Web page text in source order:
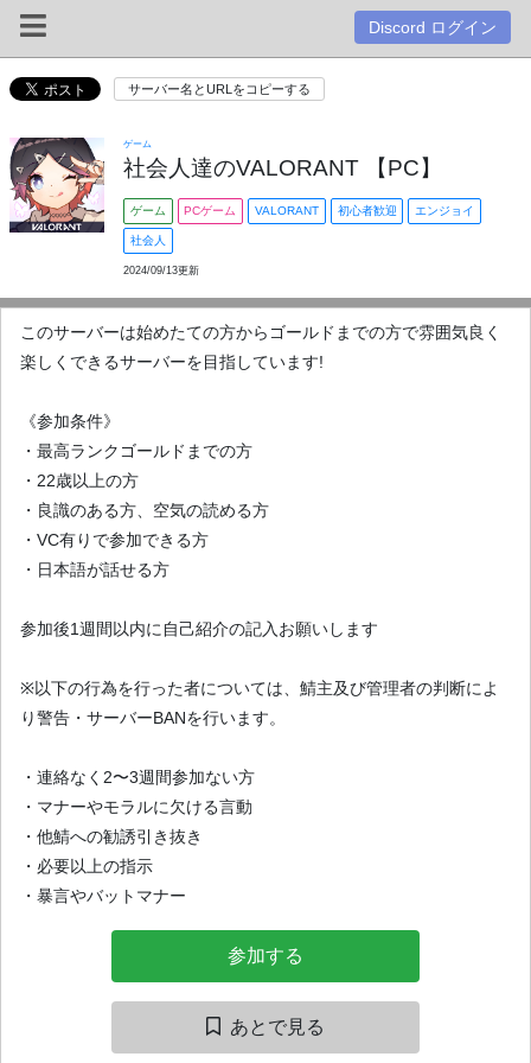
Discord ログイン
サーバー名とURLをコピーする
ゲーム
社会人達のVALORANT 【PC】
ゲーム PCゲーム VALORANT 初心者歓迎 エンジョイ
社会人
2024/09/13更新
このサーバーは始めたての方からゴールドまでの方で雰囲気良く
楽しくできるサーバーを目指しています!
《参加条件》
・最高ランクゴールドまでの方
・22歳以上の方
・良識のある方、空気の読める方
・VC有りで参加できる方
・日本語が話せる方
参加後1週間以内に自己紹介の記入お願いします
※以下の行為を行った者については、鯖主及び管理者の判断によ
り警告・サーバーBANを行います。
・連絡なく2〜3週間参加ない方
・マナーやモラルに欠ける言動
・他鯖への勧誘引き抜き
・必要以上の指示
・暴言やバットマナー
参加する
あとで見る